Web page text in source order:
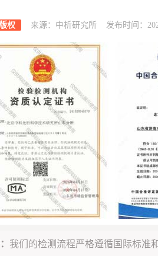
权 来源：中析研究所 发布时间：
我们的检测流程严格遵循国际标准